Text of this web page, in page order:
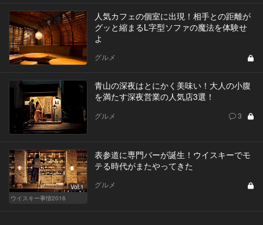
人気カフェの個室に出現！相手との距離が
グッと縮まるL字型ソファの魔法を体験せ
よ
グルメ
青山の深夜はとにかく美味い！大人の小腹
を満たす深夜営業の人気店3選！
グルメ 3
Vol.1
ウイスキー事情2016
表参道に専門バーが誕生！ウイスキーでモ
テる時代がまたやってきた
グルメ